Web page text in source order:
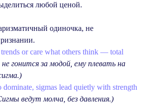
любой ценой.
одиночка, не
or care what others think — total
гонится за модой, ему плевать на
sigmas lead quietly with strength
ведут молча, без давления.)